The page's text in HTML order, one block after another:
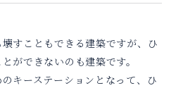
すこともできる建築ですが、ひ
ができないのも建築です。
キーステーションとなって、ひ